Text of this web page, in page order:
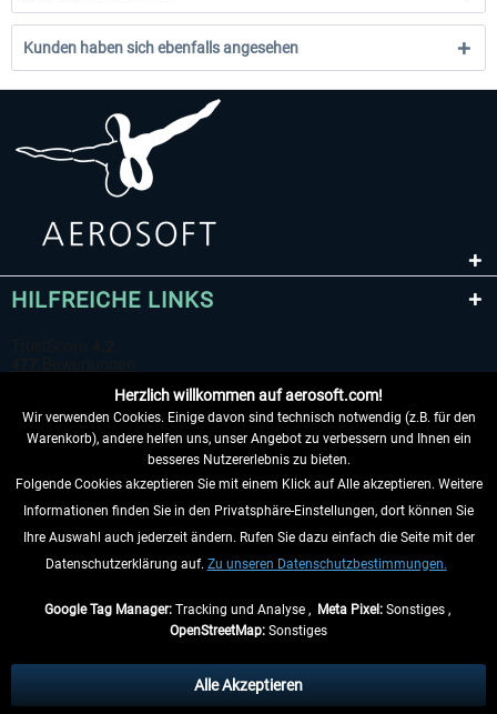
Kunden haben sich ebenfalls angesehen
HILFREICHE LINKS
VERTRAG WIDERRUFEN
INFORMATIONEN
anders beschrieben.
** Gilt für Lieferungen innerhalb Deutschlands, Lieferzeiten für andere Länder
Herzlich willkommen auf aerosoft.com!
Wir verwenden Cookies. Einige davon sind technisch notwendig (z.B. für den
Warenkorb), andere helfen uns, unser Angebot zu verbessern und Ihnen ein
besseres Nutzererlebnis zu bieten.
Folgende Cookies akzeptieren Sie mit einem Klick auf Alle akzeptieren. Weitere
Informationen finden Sie in den Privatsphäre-Einstellungen, dort können Sie
Ihre Auswahl auch jederzeit ändern. Rufen Sie dazu einfach die Seite mit der
Datenschutzerklärung auf. Zu unseren Datenschutzbestimmungen.
Google Tag Manager:Tracking und Analyse , Meta Pixel:Sonstiges ,
OpenStreetMap: Sonstiges
Alle Akzeptieren